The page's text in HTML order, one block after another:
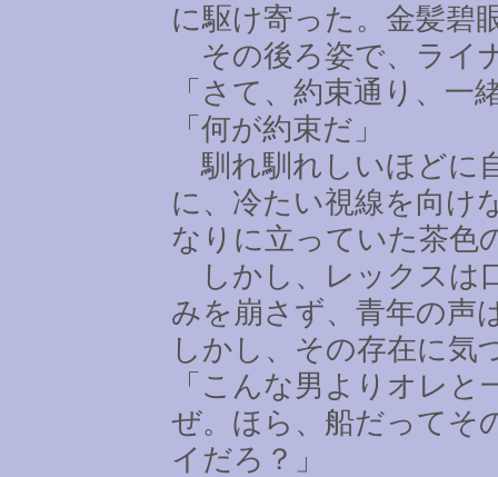
に駆け寄った。金髪碧
その後ろ姿で、ライ
「さて、約束通り、
「何が約束だ」
馴れ馴れしいほどに
に、冷たい視線を向け
なりに立っていた茶色
しかし、レックスは
みを崩さず、青年の声
しかし、その存在に気
「こんな男よりオレ
ぜ。ほら、船だってそ
イだろ？」